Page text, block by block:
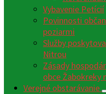
Vybavenie Petícií
Povinnosti
poziarmi
Služby
Nitrou
Zásady
obce Žabokreky
Verejné obstarávanie